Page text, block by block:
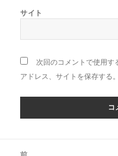
サイト
次回のコメントで使用
アドレス、サイトを保存する。